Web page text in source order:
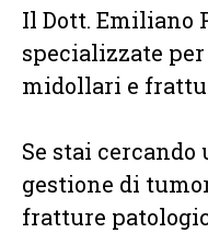
Il Dott. Emiliano
specializzate
midollari e
Se stai
gestione di
fratture